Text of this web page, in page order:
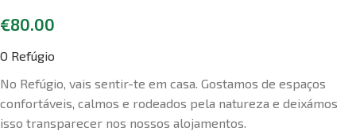
€80.00
O Refúgio
No Refúgio, vais sentir-te em casa. Gostamos de espaços
confortáveis, calmos e rodeados pela natureza e deixámos
isso transparecer nos nossos alojamentos.